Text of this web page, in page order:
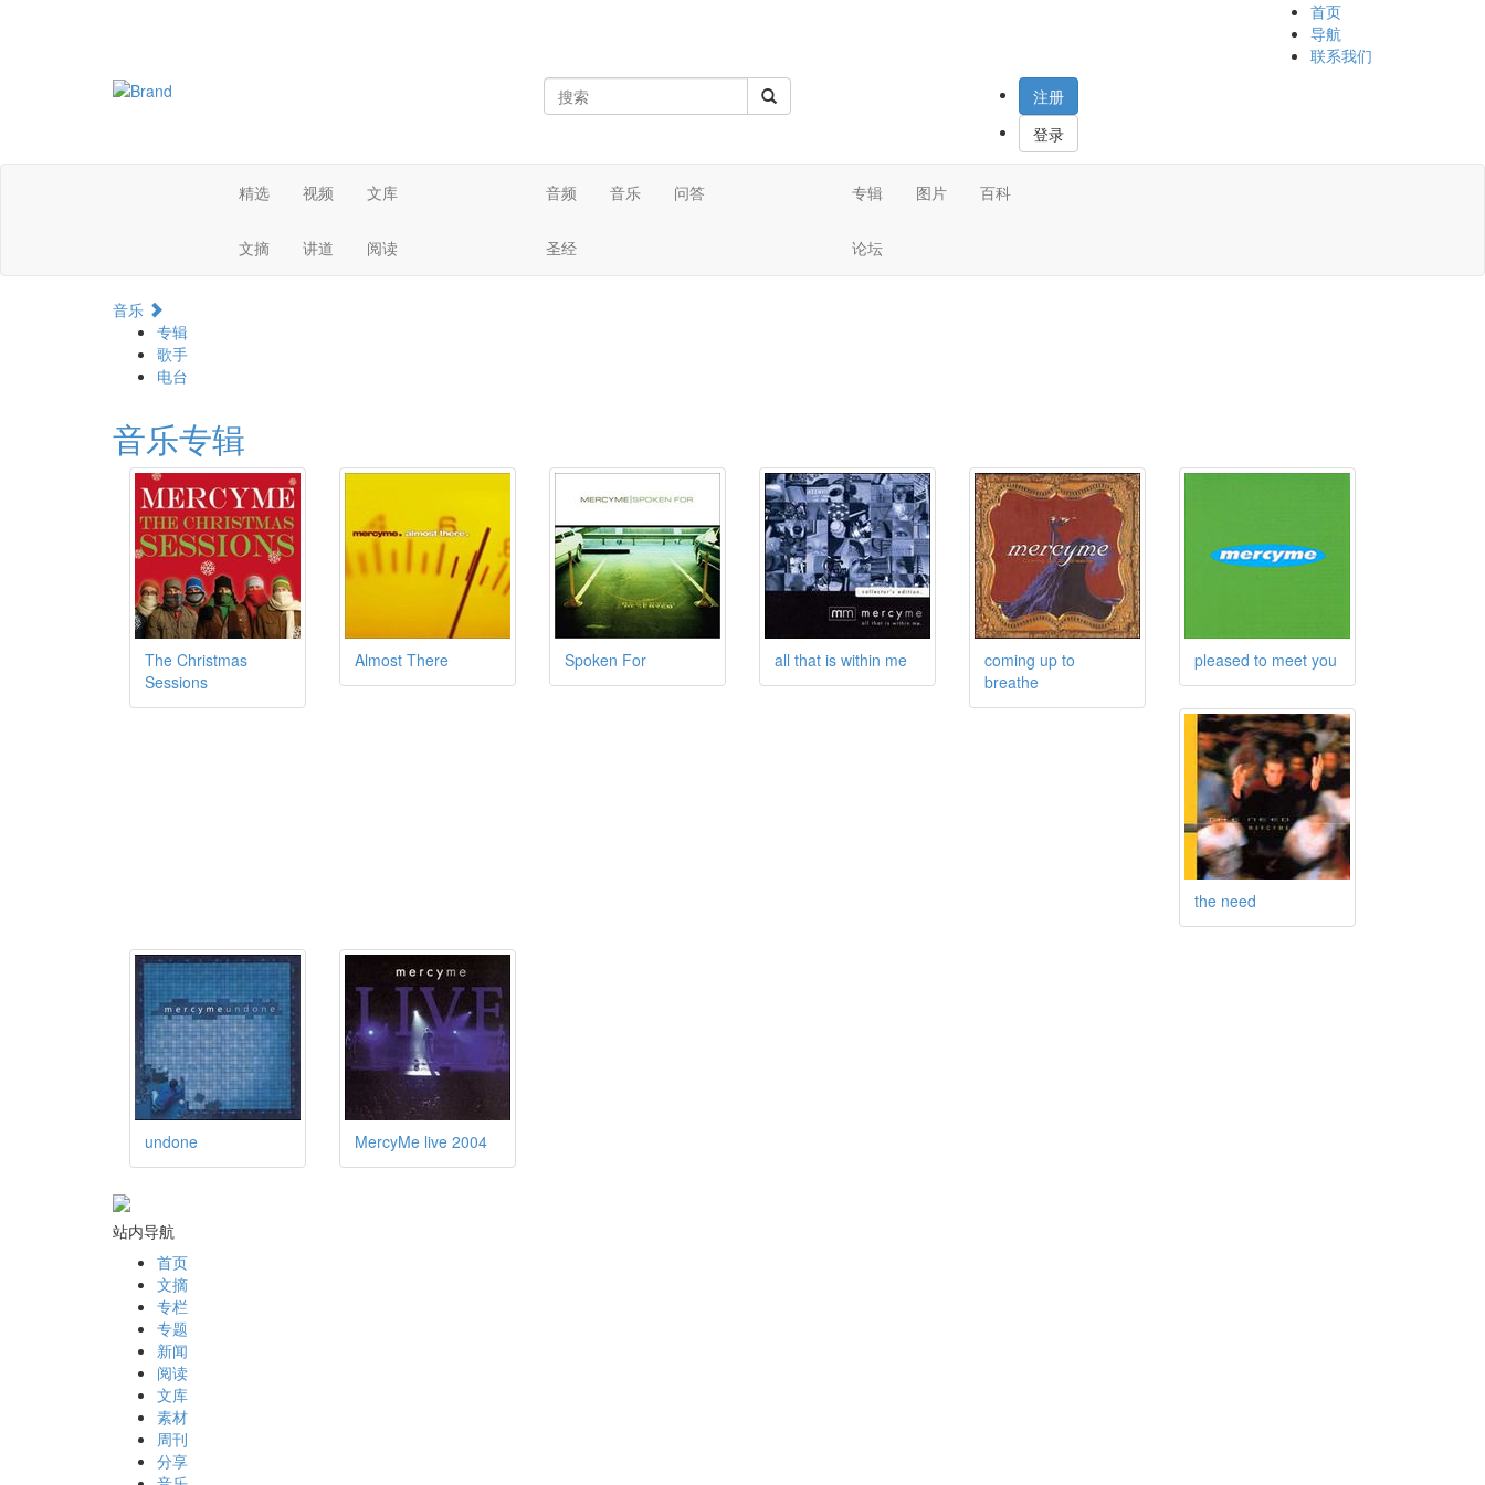
首页
导航
联系我们
注册
登录
精选 视频 文库
文摘 讲道 阅读
音频 音乐 问答
圣经
专辑 图片 百科
论坛
音乐
专辑
歌手
电台
音乐专辑
The Christmas
Sessions
Almost There Spoken For all that is within me
coming up to
breathe
pleased to meet you
the need
undone MercyMe live 2004
站内导航
首页
文摘
专栏
专题
新闻
阅读
文库
素材
周刊
分享